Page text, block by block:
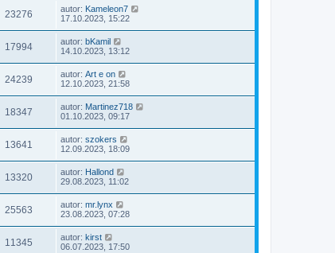
23276 autor: Kameleon7
17.10.2023, 15:22
17994 autor: bKamil
14.10.2023, 13:12
24239 autor: Art e on
12.10.2023, 21:58
18347 autor: Martinez718
01.10.2023, 09:17
13641 autor: szokers
12.09.2023, 18:09
13320 autor: Hallond
29.08.2023, 11:02
25563 autor: mr.lynx
23.08.2023, 07:28
11345 autor: kirst
06.07.2023, 17:50